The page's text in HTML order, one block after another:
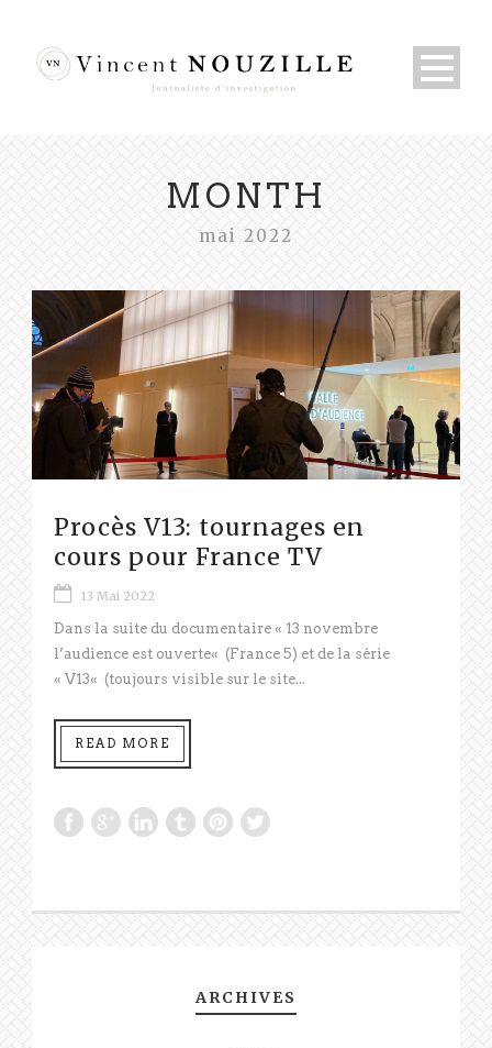
MONTH
mai 2022
Procès V13: tournages en
cours pour France TV
13 Mai 2022
Dans la suite du documentaire « 13 novembre
l’audience est ouverte« (France 5) et de la série
« V13« (toujours visible sur le site...
READ MORE
ARCHIVES